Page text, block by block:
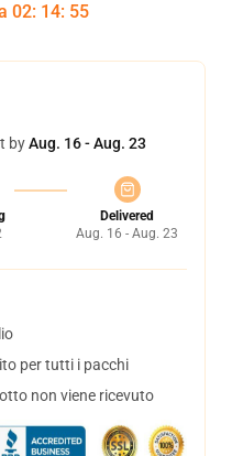
02: 14: 54
byAug. 16 - Aug. 23
Delivered
Aug. 16 - Aug. 23
per tutti i pacchi
non viene ricevuto